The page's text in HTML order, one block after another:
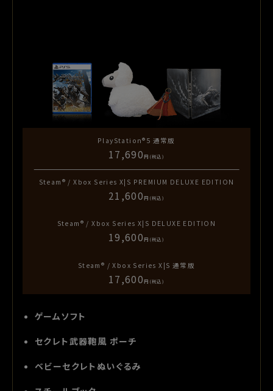
PlayStation®5 通常版
17,690円(税込)
Steam® / Xbox Series X|S PREMIUM DELUXE EDITION
21,600円(税込)
Steam® / Xbox Series X|S DELUXE EDITION
19,600円(税込)
Steam® / Xbox Series X|S 通常版
17,600円(税込)
ゲームソフト
セクレト武器鞄風 ポーチ
ベビーセクレトぬいぐるみ